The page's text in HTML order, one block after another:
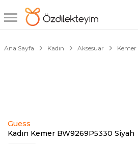
Ana Sayfa Kadın Aksesuar Kemer
Guess
Kadın Kemer BW9269P5330 Siyah
1/3